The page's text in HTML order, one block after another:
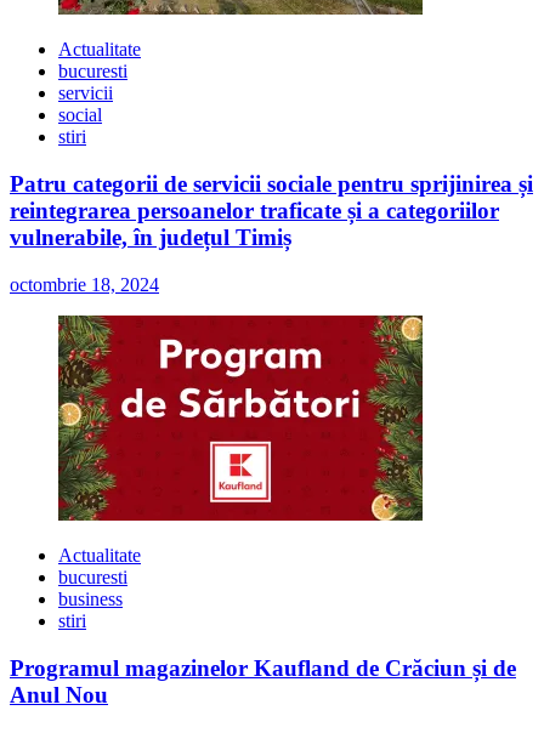
Actualitate
bucuresti
servicii
social
stiri
Patru categorii de servicii sociale pentru sprijinirea și
reintegrarea persoanelor traficate și a categoriilor
vulnerabile, în județul Timiș
octombrie 18, 2024
Actualitate
bucuresti
business
stiri
Programul magazinelor Kaufland de Crăciun și de
Anul Nou